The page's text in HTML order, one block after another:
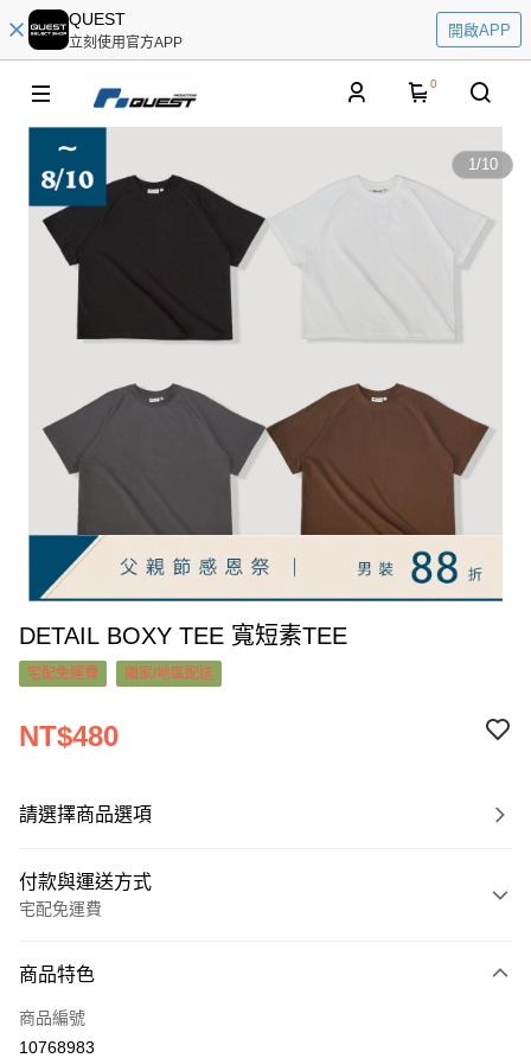
QUEST
立刻使用官方APP
開啟APP
0
1/10
DETAIL BOXY TEE 寬短素TEE
宅配免運費 國家/地區配送
NT$480
請選擇商品選項
付款與運送方式
宅配免運費
信用卡一次付款
超商取貨付款
商品特色
商品編號
10768983